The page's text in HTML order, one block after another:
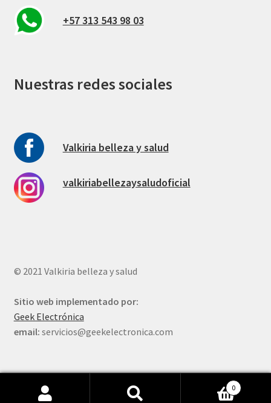
+57 313 543 98 03
Nuestras redes sociales
Valkiria belleza y salud
valkiriabellezaysaludoficial
© 2021 Valkiria belleza y salud
Sitio web implementado por:
Geek Electrónica
email: servicios@geekelectronica.com
0